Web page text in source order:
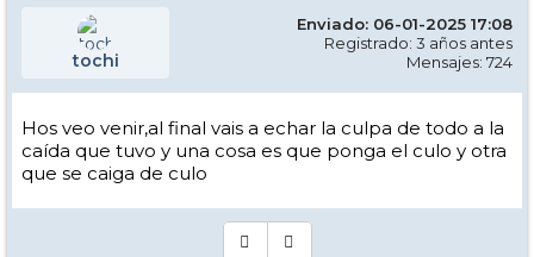
tochi
Enviado: 06-01-2025 17:08
Registrado: 3 años antes
Mensajes: 724
Hos veo venir,al final vais a echar la culpa de todo a la
caída que tuvo y una cosa es que ponga el culo y otra
que se caiga de culo